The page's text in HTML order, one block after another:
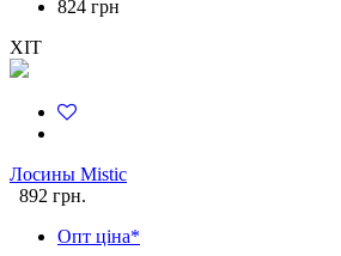
824 грн
ХІТ
Лосины Mistic
892 грн.
Опт ціна*